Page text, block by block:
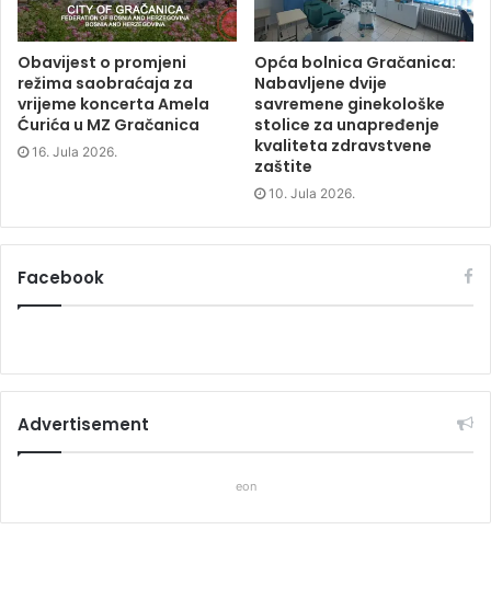
Obavijest o promjeni
režima saobraćaja za
vrijeme koncerta Amela
Ćurića u MZ Gračanica
16. Jula 2026.
Opća bolnica Gračanica:
Nabavljene dvije
savremene ginekološke
stolice za unapređenje
kvaliteta zdravstvene
zaštite
10. Jula 2026.
Facebook
Advertisement
eon